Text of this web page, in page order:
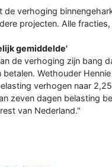
de verhoging
projecten. Alle
gemiddelde'
de verhoging zijn bang
betalen. Wethouder
verhogen naar
zeven dagen belasting
van Nederland."